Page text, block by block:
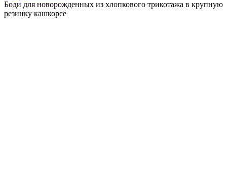
Боди для новорожденных из хлопкового трикотажа в крупную
резинку кашкорсе